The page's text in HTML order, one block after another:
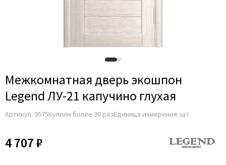
Межкомнатная дверь экошпон
Legend ЛУ-21 капучино глухая
Артикул: 9575Купили более 30 разЕдиница измерения: шт
4 707 ₽